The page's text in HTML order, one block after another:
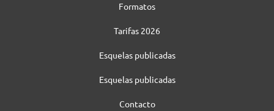
Formatos
Tarifas 2026
Esquelas publicadas
Esquelas publicadas
Contacto